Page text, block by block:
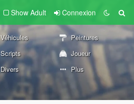
Show Adult Connexion
Véhicules
Peintures
Scripts
Joueur
Divers Plus